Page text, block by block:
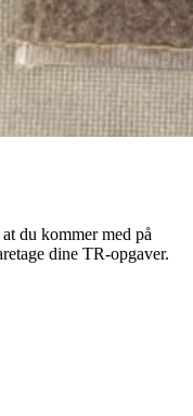
du kommer med på
dine TR-opgaver.